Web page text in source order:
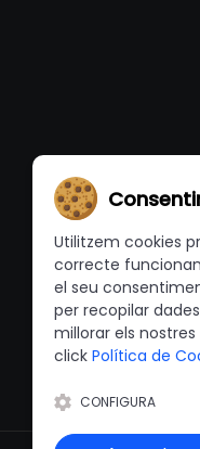
Utilitzem cookies
correcte
el seu
per recopilar
millorar els
click Política de
CONFIGURA